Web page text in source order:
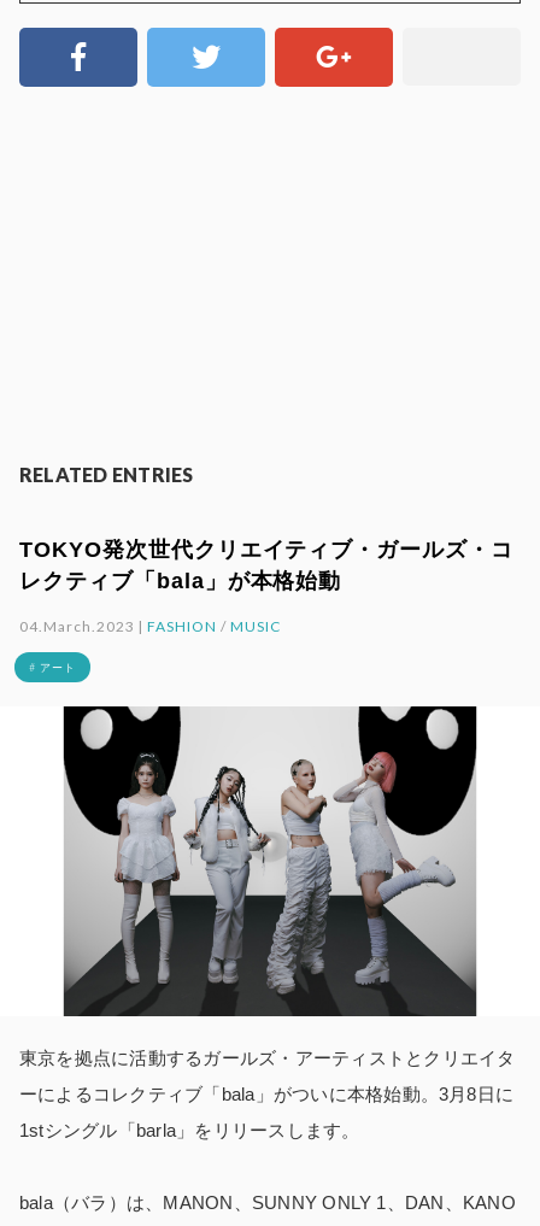
RELATED ENTRIES
TOKYO発次世代クリエイティブ・ガールズ・コ
レクティブ「bala」が本格始動
04.March.2023 |FASHION / MUSIC
# アート
東京を拠点に活動するガールズ・アーティストとクリエイタ
ーによるコレクティブ「bala」がついに本格始動。3月8日に
1stシングル「barla」をリリースします。
bala（バラ）は、MANON、SUNNY ONLY 1、DAN、KANO